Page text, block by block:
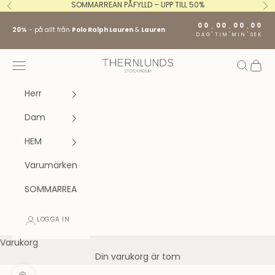
Hoppa till innehållet
Föregående SOMMARREAN PÅFYLLD – UPP TILL 50%
20% - på allt från Polo Ralph Lauren & Lauren
00
DAG : 00
TIM : 00
MIN : 00
SEK
Stockholm fashion agency AB
Öppna navigeringsmenyn Öppna
Herr
Dam
HEM
Varumärken
SOMMARREA
LOGGA IN
Varukorg
Din varukorg är tom